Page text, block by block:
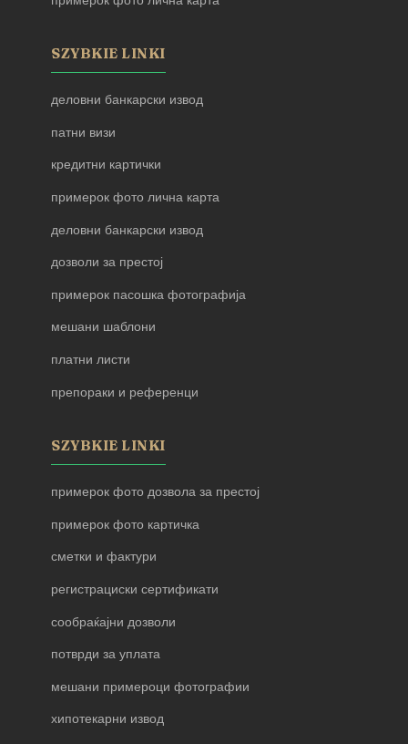
SZYBKIE LINKI
деловни банкарски извод
патни визи
кредитни картички
примерок фото лична карта
деловни банкарски извод
дозволи за престој
примерок пасошка фотографија
мешани шаблони
платни листи
препораки и референци
SZYBKIE LINKI
примерок фото дозвола за престој
примерок фото картичка
сметки и фактури
регистрациски сертификати
сообраќајни дозволи
потврди за уплата
мешани примероци фотографии
хипотекарни извод